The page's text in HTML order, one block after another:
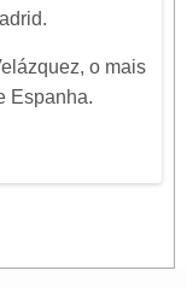
o mais
Espanha.